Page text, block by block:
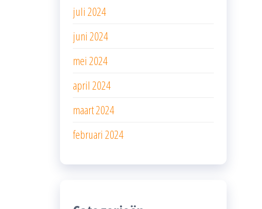
juli 2024
juni 2024
mei 2024
april 2024
maart 2024
februari 2024